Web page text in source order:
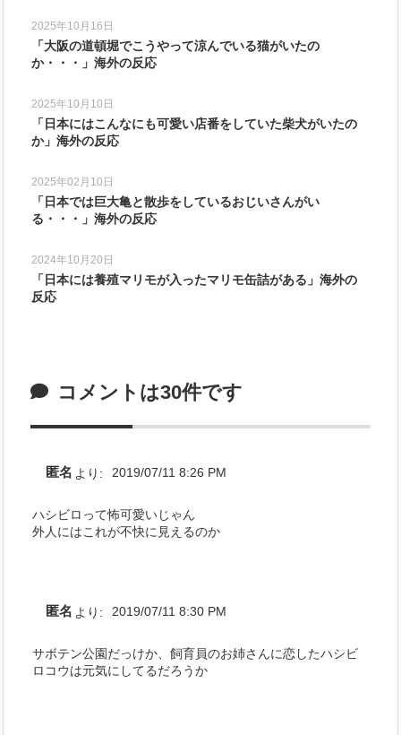
2025年10月16日
「大阪の道頓堀でこうやって涼んでいる猫がいたの
か・・・」海外の反応
2025年10月10日
「日本にはこんなにも可愛い店番をしていた柴犬がいたの
か」海外の反応
2025年02月10日
「日本では巨大亀と散歩をしているおじいさんがい
る・・・」海外の反応
2024年10月20日
「日本には養殖マリモが入ったマリモ缶詰がある」海外の
反応
コメントは30件です
匿名 より: 2019/07/11 8:26 PM
ハシビロって怖可愛いじゃん
外人にはこれが不快に見えるのか
匿名 より: 2019/07/11 8:30 PM
サボテン公園だっけか、飼育員のお姉さんに恋したハシビ
ロコウは元気にしてるだろうか